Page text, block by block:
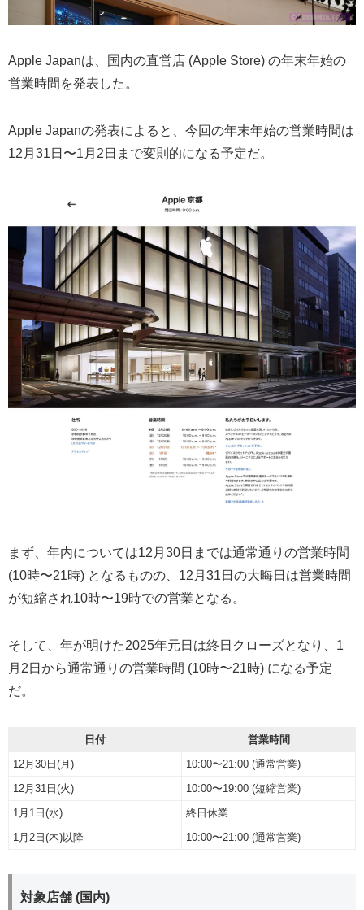
Apple Japanは、国内の直営店 (Apple Store) の年末年始の
営業時間を発表した。
Apple Japanの発表によると、今回の年末年始の営業時間は
12月31日〜1月2日まで変則的になる予定だ。
まず、年内については12月30日までは通常通りの営業時間
(10時〜21時) となるものの、12月31日の大晦日は営業時間
が短縮され10時〜19時での営業となる。
そして、年が明けた2025年元日は終日クローズとなり、1
月2日から通常通りの営業時間 (10時〜21時) になる予定
だ。
日付
営業時間
12月30日(月)
10:00〜21:00 (通常営業)
12月31日(火)
10:00〜19:00 (短縮営業)
1月1日(水)
終日休業
1月2日(木)以降
10:00〜21:00 (通常営業)
対象店舗 (国内)